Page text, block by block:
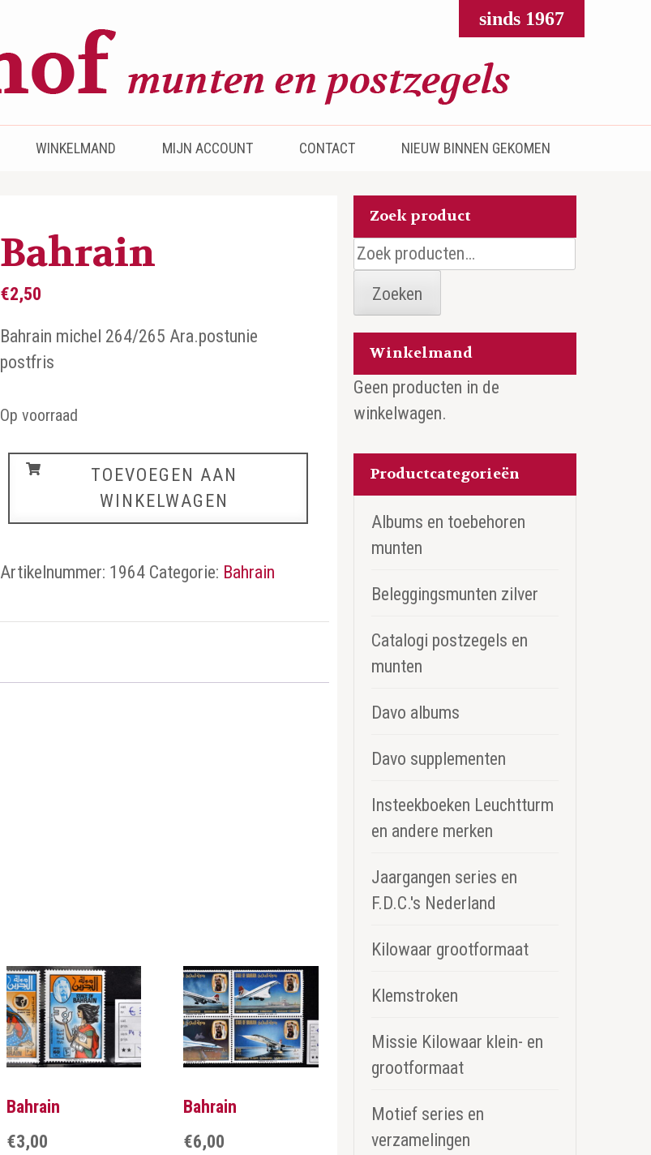
sinds 1967
WINKELMAND MIJN ACCOUNT CONTACT NIEUW BINNEN GEKOMEN
Bahrain
€2,50
Bahrain michel 264/265 Ara.postunie
postfris
Op voorraad
Bahrain
TOEVOEGEN AAN
WINKELWAGEN
Artikelnummer: 1964 Categorie: Bahrain
Bahrain
€3,00
Bahrain
€6,00
Zoek product
Zoeken
naar:
Zoeken
Winkelmand
Geen producten in de
winkelwagen.
Productcategorieën
Albums en toebehoren
munten
Beleggingsmunten zilver
Catalogi postzegels en
munten
Davo albums
Davo supplementen
Insteekboeken Leuchtturm
en andere merken
Jaargangen series en
F.D.C.'s Nederland
Kilowaar grootformaat
Klemstroken
Missie Kilowaar klein- en
grootformaat
Motief series en
verzamelingen